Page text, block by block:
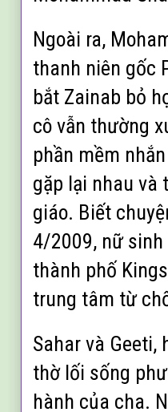
Ngoài ra,
thanh niên gốc
bắt Zainab bỏ
cô vẫn thường
phần mềm
gặp lại nhau
giáo. Biết
4/2009, nữ
thành phố
trung tâm từ
Sahar và
thờ lối sống
hành của cha.